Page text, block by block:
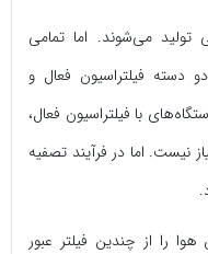
تولید می‌شوند. اما تمامی
دسته فیلتراسیون فعال و
با فیلتراسیون فعال،
نیست. اما در فرآیند تصفیه
هوا را از چندین فیلتر عبور